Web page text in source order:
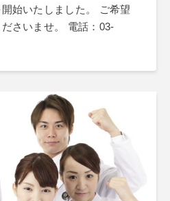
始いたしました。 ご希望
さいませ。 電話：03-